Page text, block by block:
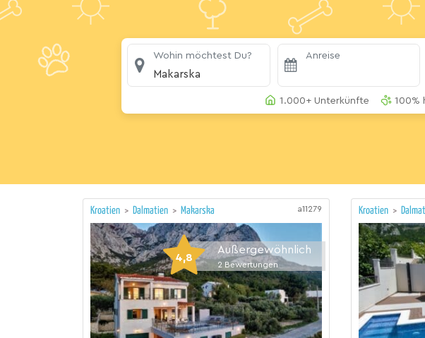
Wohin möchtest Du?
Makarska
Anreise
1.000+ Unterkünfte 100%
Kroatien > Dalmatien > Makarska a11279
4,8
Außergewöhnlich
2 Bewertungen
Kroatien >